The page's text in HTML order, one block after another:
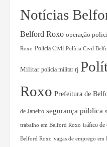
Notícias
Belford Roxo operação
Roxo Polícia Civil Polícia Civil
Militar polícia militar rj
Roxo Prefeitura de
de Janeiro segurança pública
trabalho em Belford Roxo tráfico de
Belford Roxo vagas de emprego